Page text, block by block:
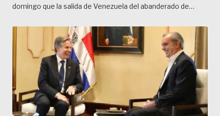
domingo que la salida de Venezuela del abanderado de…